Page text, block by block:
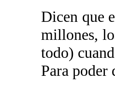
Dicen que
millones,
todo)
Para poder